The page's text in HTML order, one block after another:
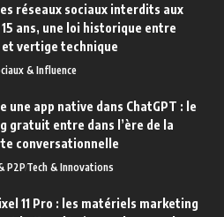
réseaux sociaux interdits aux
ans, une loi historique entre
vertige technique
& Influence
une app native dans ChatGPT : le
gratuit entre dans l’ère de la
conversationnelle
P2PTech & Innovations
11 Pro : les matériels marketing